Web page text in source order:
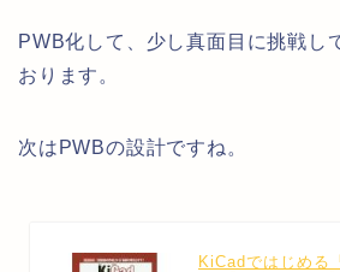
PWB化して、少し真面目に挑戦し
おります。
次はPWBの設計ですね。
KiCadではじめる